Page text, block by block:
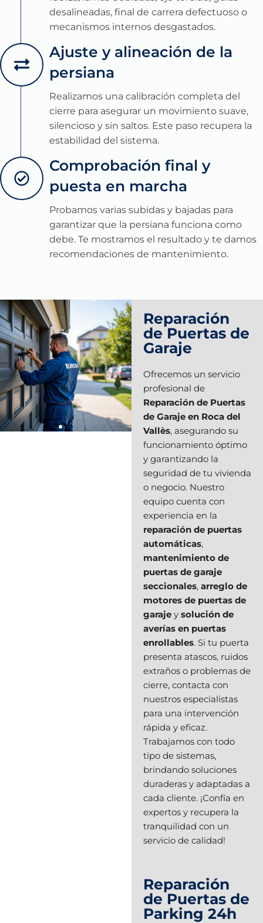
desalineadas, final de carrera defectuoso o
mecanismos internos desgastados.
Ajuste y alineación de la
persiana
Realizamos una calibración completa del
cierre para asegurar un movimiento suave,
silencioso y sin saltos. Este paso recupera la
estabilidad del sistema.
Comprobación final y
puesta en marcha
Probamos varias subidas y bajadas para
garantizar que la persiana funciona como
debe. Te mostramos el resultado y te damos
recomendaciones de mantenimiento.
Reparación
de Puertas de
Garaje
Ofrecemos un servicio
profesional de
Reparación de Puertas
de Garaje en Roca del
Vallès, asegurando su
funcionamiento óptimo
y garantizando la
seguridad de tu vivienda
o negocio. Nuestro
equipo cuenta con
experiencia en la
reparación de puertas
automáticas,
mantenimiento de
puertas de garaje
seccionales, arreglo de
motores de puertas de
garaje y solución de
averías en puertas
enrollables. Si tu puerta
presenta atascos, ruidos
extraños o problemas de
cierre, contacta con
nuestros especialistas
para una intervención
rápida y eficaz.
Trabajamos con todo
tipo de sistemas,
brindando soluciones
duraderas y adaptadas a
cada cliente. ¡Confía en
expertos y recupera la
tranquilidad con un
servicio de calidad!
Reparación
de Puertas de
Parking 24h